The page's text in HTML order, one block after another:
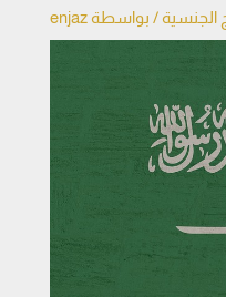
الجنسية/ بواسطةenjaz